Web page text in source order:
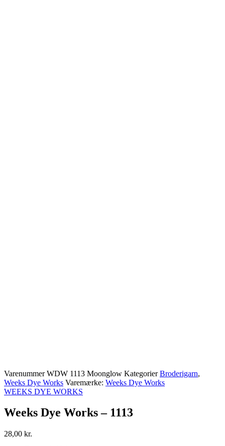
VarenummerWDW 1113 Moonglow Kategorier Broderigarn,
Weeks Dye Works Varemærke: Weeks Dye Works
WEEKS DYE WORKS
Weeks Dye Works – 1113
28,00 kr.